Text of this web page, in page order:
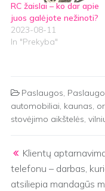
RC žaislai – ko dar apie
juos galėjote nežinoti?
2023-08-11
In "Prekyba"
Paslaugos,
automobiliai, kaunas,
stovėjimo aikštelės,
Klientų
telefonu – darbas,
atsiliepia mandagūs